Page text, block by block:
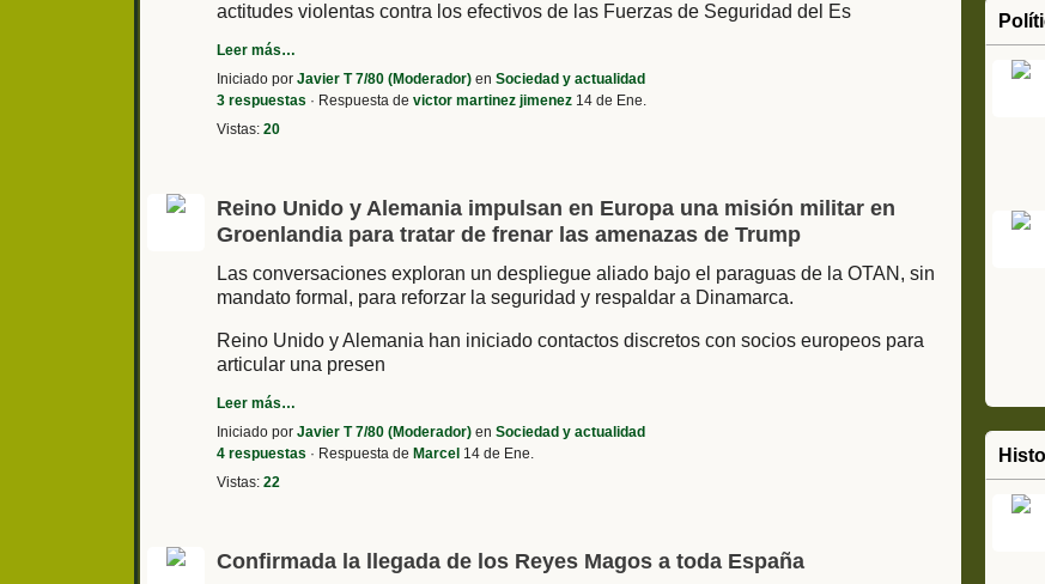
actitudes violentas contra los efectivos de las Fuerzas de Seguridad del Es
Leer más…
Iniciado por Javier T 7/80 (Moderador) en Sociedad y actualidad
3 respuestas · Respuesta de victor martinez jimenez 14 de Ene.
Vistas: 20
Reino Unido y Alemania impulsan en Europa una misión militar en
Groenlandia para tratar de frenar las amenazas de Trump
Las conversaciones exploran un despliegue aliado bajo el paraguas de la OTAN, sin
mandato formal, para reforzar la seguridad y respaldar a Dinamarca.
Reino Unido y Alemania han iniciado contactos discretos con socios europeos para
articular una presen
Leer más…
Iniciado por Javier T 7/80 (Moderador) en Sociedad y actualidad
4 respuestas · Respuesta de Marcel 14 de Ene.
Vistas: 22
Confirmada la llegada de los Reyes Magos a toda España